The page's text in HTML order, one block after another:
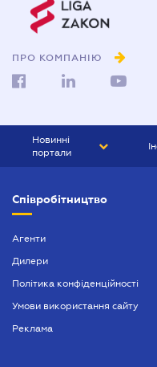
ПРО КОМПАНІЮ
Новинні
портали
БІЗНЕС
Співробітництво
Агенти
Дилери
Політика конфіденційності
Умови використання сайту
Реклама